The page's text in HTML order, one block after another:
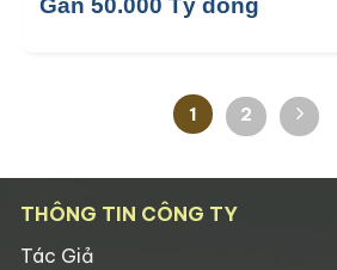
Gần 50.000 Tỷ đồng
1 2
THÔNG TIN CÔNG TY
Tác Giả